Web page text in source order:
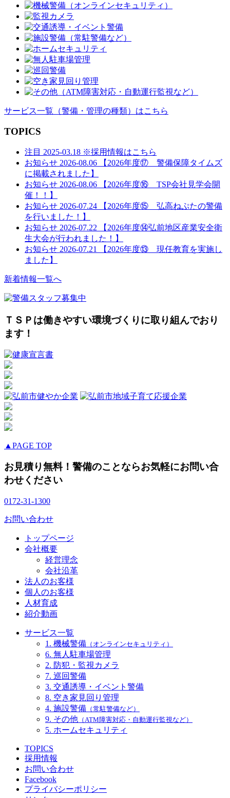
サービス一覧 （警備・管理の種類） はこちら
TOPICS
注目 2025-03.18 ※採用情報はこちら
お知らせ 2026-08.06
【2026年度⑰ 警備保障タイムズ
に掲載されました】
お知らせ 2026-08.06
【2026年度⑯ TSP会社見学会開
催！！】
お知らせ 2026-07.24
【2026年度⑮ 弘高ねぷたの警備
を行いました！】
お知らせ 2026-07.22
【2026年度⑭弘前地区産業安全衛
生大会が行われました！】
お知らせ 2026-07.21
【2026年度⑬ 現任教育を実施し
ました】
新着情報一覧へ
ＴＳＰは働きやすい環境づくりに取り組んでおり
ます！
▲PAGE TOP
お見積り無料！警備のことならお気軽にお問い合
わせください
0172-31-1300
お問い合わせ
トップページ
会社概要
経営理念
会社沿革
法人のお客様
個人のお客様
人材育成
紹介動画
サービス一覧
1. 機械警備 （オンラインセキュリティ）
6. 無人駐車場管理
2. 防犯・監視カメラ
7. 巡回警備
3. 交通誘導・イベント警備
8. 空き家見回り管理
4. 施設警備 （常駐警備など）
9. その他 （ATM障害対応・自動運行監視など）
5. ホームセキュリティ
TOPICS
採用情報
お問い合わせ
Facebook
プライバシーポリシー